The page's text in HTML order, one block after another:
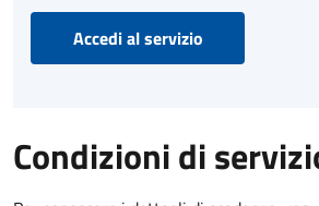
Accedi al servizio
Condizioni di